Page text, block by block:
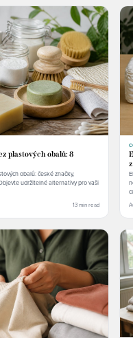
plastových obalů: 8
obalů: české značky,
udržitelné alternativy pro vaši
13 min read